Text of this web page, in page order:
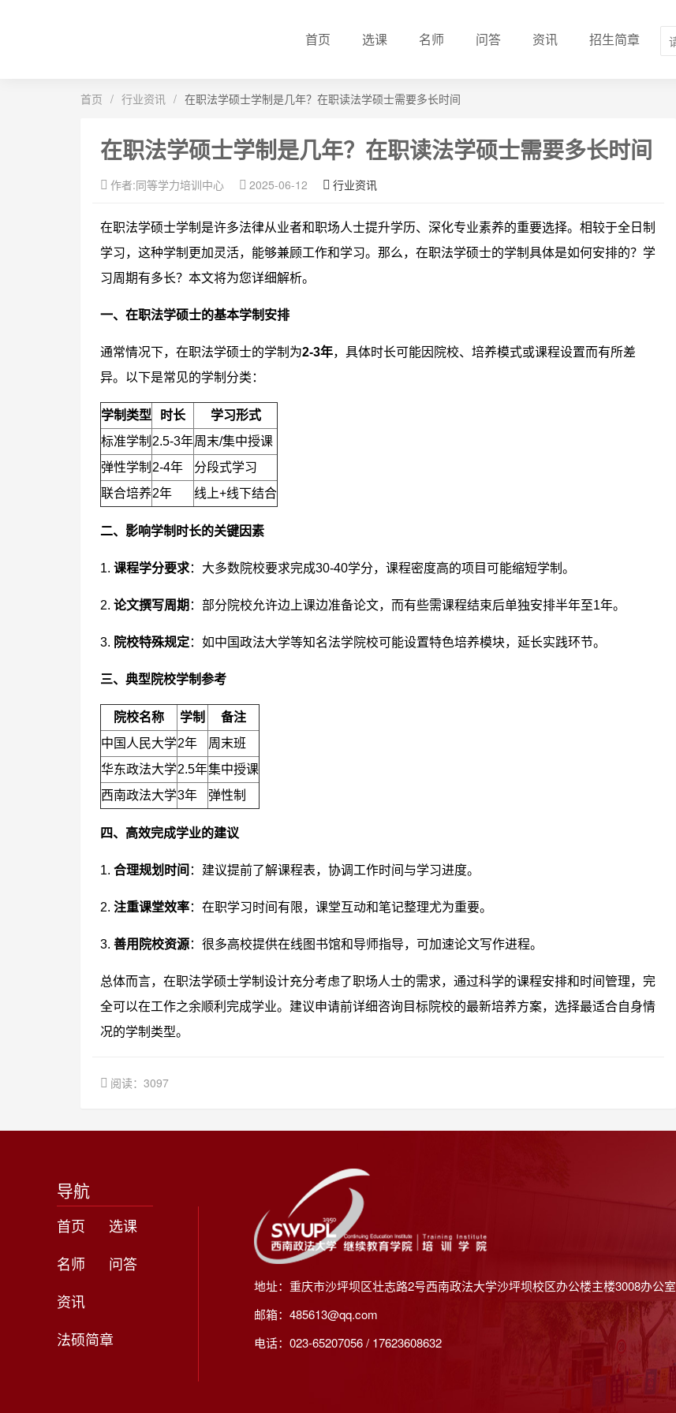
首页 选课 名师 问答 资讯 招生简章
首页 / 行业资讯 / 在职法学硕士学制是几年？在职读法学硕士需要多长时间
在职法学硕士学制是几年？在职读法学硕士需要多长时间
作者:同等学力培训中心 2025-06-12 行业资讯
在职法学硕士学制是许多法律从业者和职场人士提升学历、深化专业素养的重要选择。相较于全日制
学习，这种学制更加灵活，能够兼顾工作和学习。那么，在职法学硕士的学制具体是如何安排的？学
习周期有多长？本文将为您详细解析。
一、在职法学硕士的基本学制安排
通常情况下，在职法学硕士的学制为2-3年，具体时长可能因院校、培养模式或课程设置而有所差
异。以下是常见的学制分类：
学制类型 时长
学习形式
标准学制 2.5-3年周末/集中授课
弹性学制 2-4年
分段式学习
联合培养2年 线上+线下结合
二、影响学制时长的关键因素
1. 课程学分要求：大多数院校要求完成30-40学分，课程密度高的项目可能缩短学制。
2. 论文撰写周期 ：部分院校允许边上课边准备论文，而有些需课程结束后单独安排半年至1年。
3. 院校特殊规定：如中国政法大学等知名法学院校可能设置特色培养模块，延长实践环节。
三、典型院校学制参考
院校名称 学制
备注
中国人民大学2年
周末班
华东政法大学2.5年集中授课
西南政法大学3年 弹性制
四、高效完成学业的建议
1. 合理规划时间 ：建议提前了解课程表，协调工作时间与学习进度。
2. 注重课堂效率：在职学习时间有限，课堂互动和笔记整理尤为重要。
3. 善用院校资源：很多高校提供在线图书馆和导师指导，可加速论文写作进程。
总体而言，在职法学硕士学制设计充分考虑了职场人士的需求，通过科学的课程安排和时间管理，完
全可以在工作之余顺利完成学业。建议申请前详细咨询目标院校的最新培养方案，选择最适合自身情
况的学制类型。
阅读：3097
导航
首页
选课
名师
问答
资讯
法硕简章
地址：重庆市沙坪坝区壮志路2号西南政法大学沙坪坝校区办公楼主楼3008办公室
邮箱：485613@qq.com
电话：023-65207056 / 17623608632